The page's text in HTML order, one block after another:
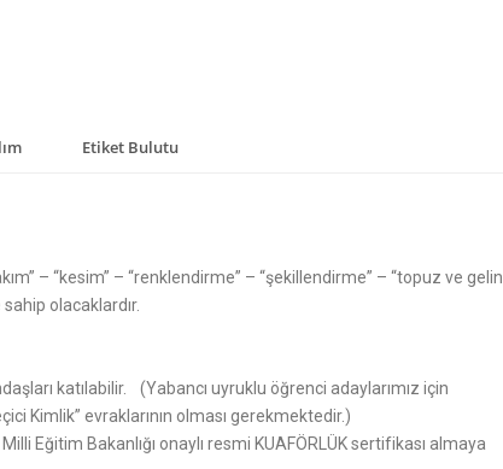
Etiket Bulutu
– “kesim” – “renklendirme” – “şekillendirme” – “topuz ve gelin
olacaklardır.
katılabilir. (Yabancı uyruklu öğrenci adaylarımız için
Kimlik” evraklarının olması gerekmektedir.)
Eğitim Bakanlığı onaylı resmi KUAFÖRLÜK sertifikası almaya